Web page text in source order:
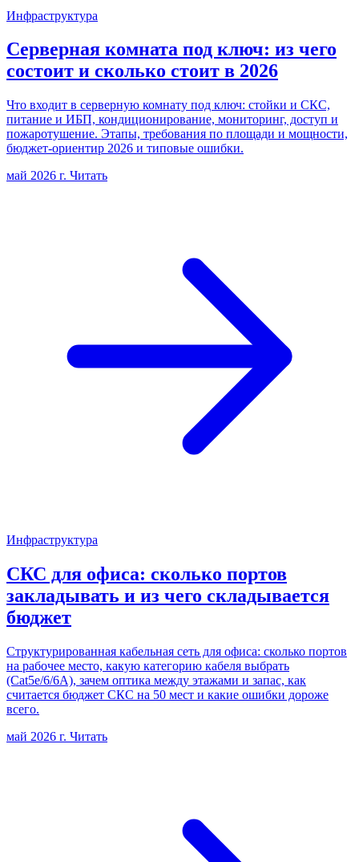
Инфраструктура
Серверная комната под ключ: из чего
состоит и сколько стоит в 2026
Что входит в серверную комнату под ключ: стойки и СКС,
питание и ИБП, кондиционирование, мониторинг, доступ и
пожаротушение. Этапы, требования по площади и мощности,
бюджет-ориентир 2026 и типовые ошибки.
май 2026 г. Читать
Инфраструктура
СКС для офиса: сколько портов
закладывать и из чего складывается
бюджет
Структурированная кабельная сеть для офиса: сколько портов
на рабочее место, какую категорию кабеля выбрать
(Cat5e/6/6A), зачем оптика между этажами и запас, как
считается бюджет СКС на 50 мест и какие ошибки дороже
всего.
май 2026 г. Читать